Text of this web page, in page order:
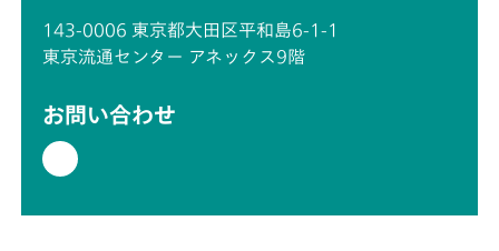
143-0006 東京都大田区平和島6-1-1
東京流通センター アネックス9階
お問い合わせ